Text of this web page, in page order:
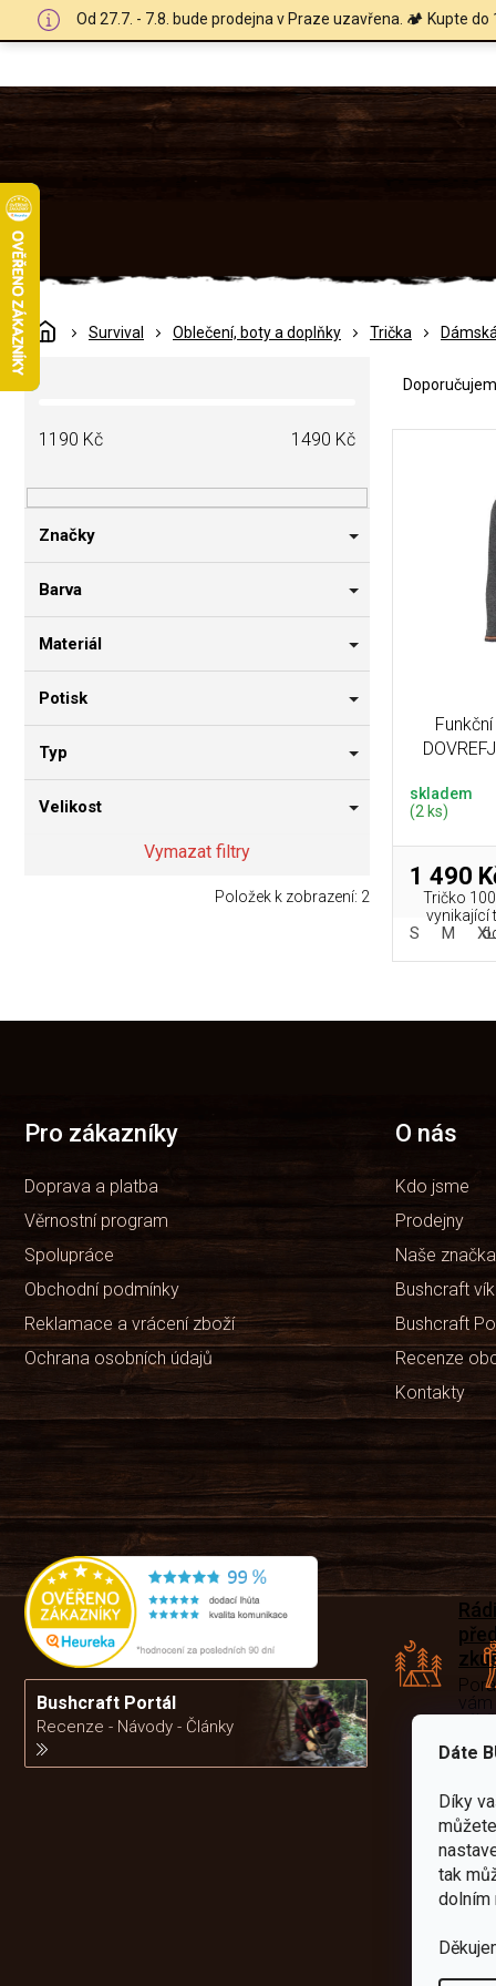
Dáte
Díky
tak
dolním
Od 27.7. - 7.8. bude prodejna v Praze uzavřena. 🏕️ Kupte
DomůSurvival Oblečení, boty a doplňky Trička Dámská
P
o
a
n
í
a
1190 Kč 1490 Kč
Značky
Barva
Materiál
Potisk
Typ
Velikost
Vymazat filtry
Položek k zobrazení: 2
e
skladem
(2 ks)
1 490
Tričko
vynikající
S M XL
Pro zákazníky
Doprava a platba
Věrnostní program
Spolupráce
Obchodní podmínky
Reklamace a vrácení zboží
Ochrana osobních údajů
O nás
Kdo jsme
Prodejny
Naše
Bushcraft
Bushcraft
Recenze
Kontakty
Bushcraft Portál
Recenze - Návody - Články
Rádi
vám